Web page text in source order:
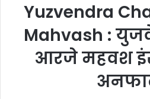
Yuzvendra
Mahvash :
आरजे महवश